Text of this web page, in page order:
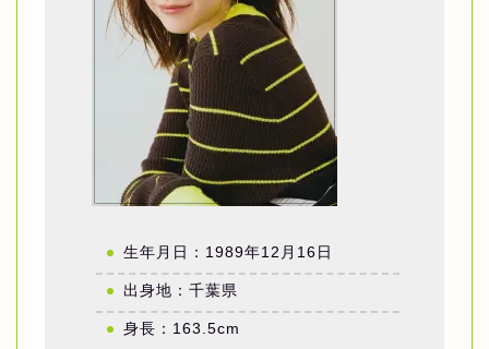
生年月日：1989年12月16日
出身地：千葉県
身長：163.5cm